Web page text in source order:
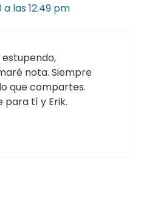
a las 12:49 pm
estupendo,
nota. Siempre
que compartes.
para tí y Erik.